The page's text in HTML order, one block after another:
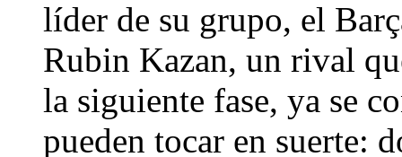
líder de su grupo, el
Rubin Kazan, un rival
la siguiente fase, ya se
pueden tocar en suerte: